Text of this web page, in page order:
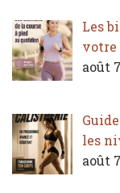
Les
votre
août
les
août